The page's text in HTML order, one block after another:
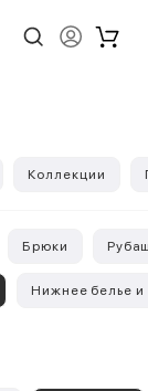
Коллекции
Брюки
Нижнее белье